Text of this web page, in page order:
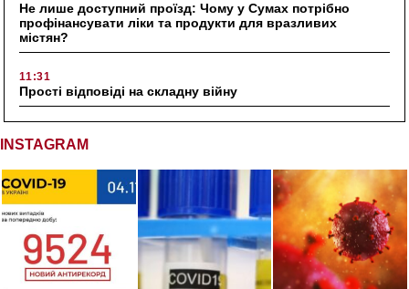
Не лише доступний проїзд: Чому у Сумах потрібно
профінансувати ліки та продукти для вразливих
містян?
11:31
Прості відповіді на складну війну
INSTAGRAM